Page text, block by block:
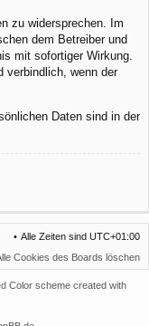
zu widersprechen. Im
dem Betreiber und
mit sofortiger Wirkung.
verbindlich, wenn der
Daten sind in der
Alle Zeiten sind UTC+01:00
Cookies des Boards löschen
Color scheme created with